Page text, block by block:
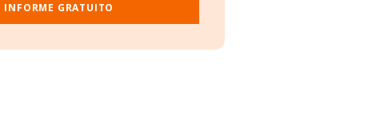
INFORME GRATUITO